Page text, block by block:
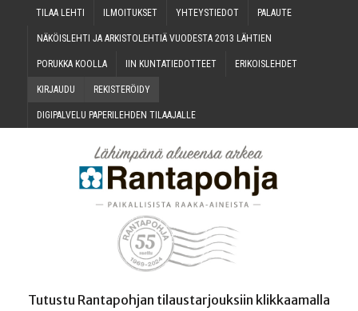
TILAA LEH­TI ILMOI­TUK­SET YHTEYS­TIE­DOT PALAU­TE
NÄKÖIS­LEH­TI JA ARKIS­TO­LEH­TIÄ VUO­DES­TA 2013 LÄHTIEN
PORUK­KA KOOLLA IIN KUN­TA­TIE­DOT­TEET ERI­KOIS­LEH­DET
KIR­JAU­DU REKIS­TE­RÖI­DY
DIGI­PAL­VE­LU PAPE­RI­LEH­DEN TILAAJALLE
Tutustu Rantapohjan tilaustarjouksiin klikkaamalla